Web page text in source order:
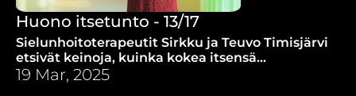
Huono itsetunto - 13/17
Sielunhoitoterapeutit Sirkku ja Teuvo Timisjärvi
etsivät keinoja, kuinka kokea itsensä
arvokkaaksi ja rakkaaksi ja miten saavuttaa
terve itsetunto.
19 Mar, 2025